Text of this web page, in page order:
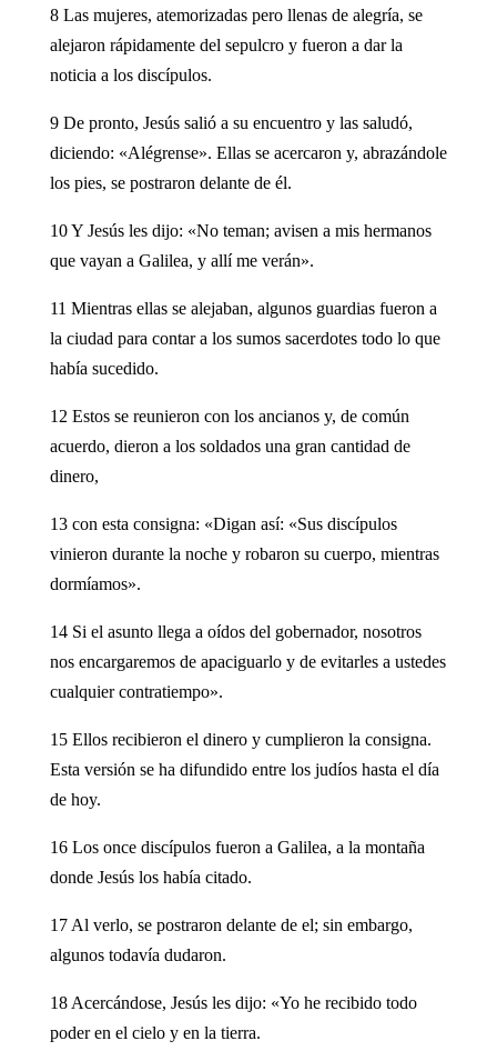
8 Las mujeres, atemorizadas pero llenas de alegría, se
alejaron rápidamente del sepulcro y fueron a dar la
noticia a los discípulos.
9 De pronto, Jesús salió a su encuentro y las saludó,
diciendo: «Alégrense». Ellas se acercaron y, abrazándole
los pies, se postraron delante de él.
10 Y Jesús les dijo: «No teman; avisen a mis hermanos
que vayan a Galilea, y allí me verán».
11 Mientras ellas se alejaban, algunos guardias fueron a
la ciudad para contar a los sumos sacerdotes todo lo que
había sucedido.
12 Estos se reunieron con los ancianos y, de común
acuerdo, dieron a los soldados una gran cantidad de
dinero,
13 con esta consigna: «Digan así: «Sus discípulos
vinieron durante la noche y robaron su cuerpo, mientras
dormíamos».
14 Si el asunto llega a oídos del gobernador, nosotros
nos encargaremos de apaciguarlo y de evitarles a ustedes
cualquier contratiempo».
15 Ellos recibieron el dinero y cumplieron la consigna.
Esta versión se ha difundido entre los judíos hasta el día
de hoy.
16 Los once discípulos fueron a Galilea, a la montaña
donde Jesús los había citado.
17 Al verlo, se postraron delante de el; sin embargo,
algunos todavía dudaron.
18 Acercándose, Jesús les dijo: «Yo he recibido todo
poder en el cielo y en la tierra.